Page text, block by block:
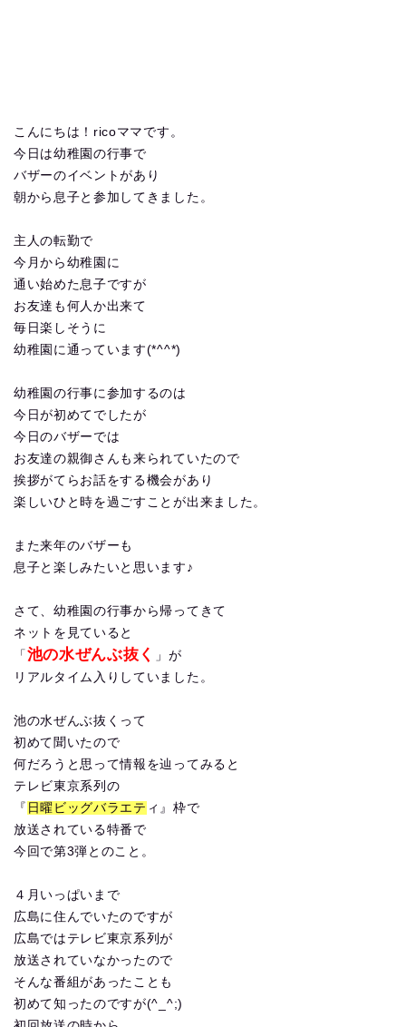
こんにちは！ricoママです。
今日は幼稚園の行事で
バザーのイベントがあり
朝から息子と参加してきました。
主人の転勤で
今月から幼稚園に
通い始めた息子ですが
お友達も何人か出来て
毎日楽しそうに
幼稚園に通っています(*^^*)
幼稚園の行事に参加するのは
今日が初めてでしたが
今日のバザーでは
お友達の親御さんも来られていたので
挨拶がてらお話をする機会があり
楽しいひと時を過ごすことが出来ました。
また来年のバザーも
息子と楽しみたいと思います♪
さて、幼稚園の行事から帰ってきて
ネットを見ていると
「 池の水ぜんぶ抜く
」が
リアルタイム入りしていました。
池の水ぜんぶ抜くって
初めて聞いたので
何だろうと思って情報を辿ってみると
テレビ東京系列の
『 日曜ビッグバラエテ ィ』枠で
放送されている特番で
今回で第3弾とのこと。
４月いっぱいまで
広島に住んでいたのですが
広島ではテレビ東京系列が
放送されていなかったので
そんな番組があったことも
初めて知ったのですが(^_^;)